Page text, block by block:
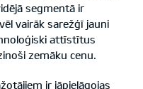
segmentā ir
vairāk sarežģī jauni
attīstītus
zemāku cenu.
ir jāpielāgojas